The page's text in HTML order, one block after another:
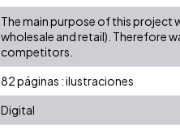
The main purpose of this project
wholesale and retail). Therefore
competitors.
82 páginas : ilustraciones
Digital